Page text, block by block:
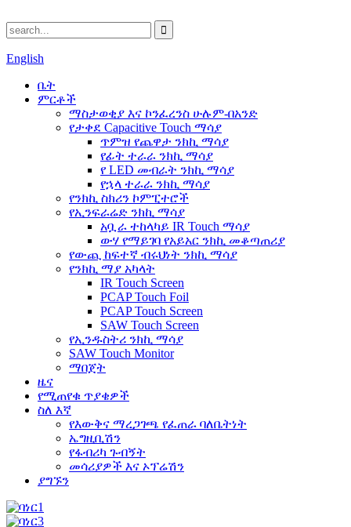
English
ቤት
ምርቶች
ማስታወቂያ እና ኮንፈረንስ ሁሉም-በአንድ
የታቀደ Capacitive Touch ማሳያ
ጥምዝ የጨዋታ ንክኪ ማሳያ
የፊት ተራራ ንክኪ ማሳያ
የ LED መብራት ንክኪ ማሳያ
የኋላ ተራራ ንክኪ ማሳያ
የንክኪ ስክሪን ኮምፒተሮች
የኢንፍራሬድ ንክኪ ማሳያ
አቧራ ተከላካይ IR Touch ማሳያ
ውሃ የማይገባ የአይአር ንክኪ መቆጣጠሪያ
የውጪ ከፍተኛ ብሩህነት ንክኪ ማሳያ
የንክኪ ማያ አካላት
IR Touch Screen
PCAP Touch Foil
PCAP Touch Screen
SAW Touch Screen
የኢንዱስትሪ ንክኪ ማሳያ
SAW Touch Monitor
ማበጀት
ዜና
የሚጠየቁ ጥያቄዎች
ስለ እኛ
የእውቅና ማረጋገጫ የፈጠራ ባለቤትነት
ኤግዚቢሽን
የፋብሪካ ጉብኝት
መሳሪያዎች እና ኦፕሬሽን
ያግኙን